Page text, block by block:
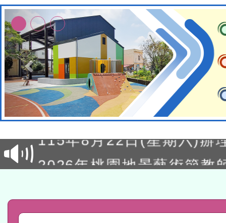
轉知經濟部水利署委託財
位及節水達人選拔活動」
市孔廟祈福系列活動—儒
2026年桃園地景藝術節教